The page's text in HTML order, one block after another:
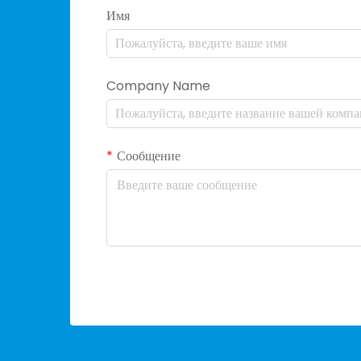
Имя
Company Name
Сообщение